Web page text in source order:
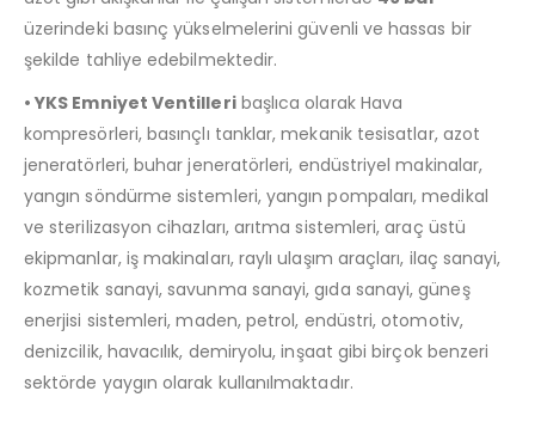
üzerindeki basınç yükselmelerini güvenli ve hassas bir
şekilde tahliye edebilmektedir.
• YKS Emniyet Ventilleribaşlıca olarak Hava
kompresörleri, basınçlı tanklar, mekanik tesisatlar, azot
jeneratörleri, buhar jeneratörleri, endüstriyel makinalar,
yangın söndürme sistemleri, yangın pompaları, medikal
ve sterilizasyon cihazları, arıtma sistemleri, araç üstü
ekipmanlar, iş makinaları, raylı ulaşım araçları, ilaç sanayi,
kozmetik sanayi, savunma sanayi, gıda sanayi, güneş
enerjisi sistemleri, maden, petrol, endüstri, otomotiv,
denizcilik, havacılık, demiryolu, inşaat gibi birçok benzeri
sektörde yaygın olarak kullanılmaktadır.